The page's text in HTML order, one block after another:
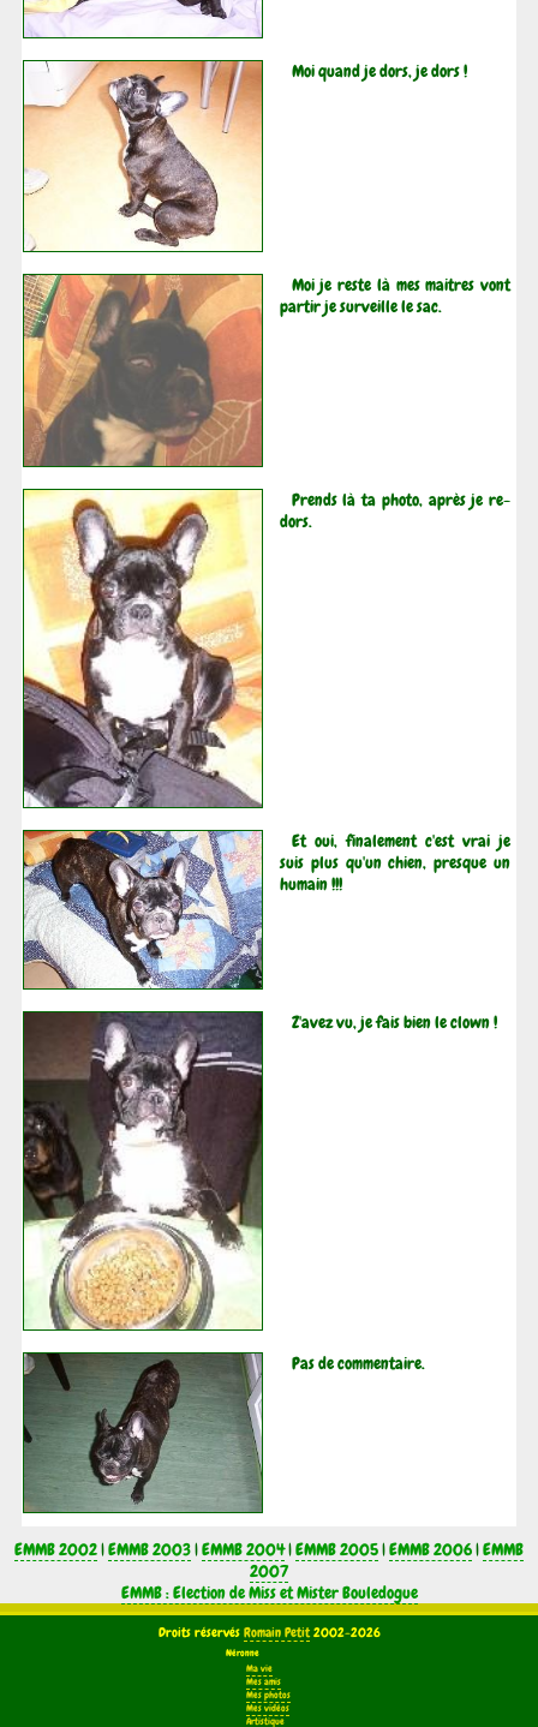
Moi quand je dors, je dors !
Moi je reste là mes maitres vont
partir je surveille le sac.
Prends là ta photo, après je re-
dors.
Et oui, finalement c'est vrai je
suis plus qu'un chien, presque un
humain !!!
Z'avez vu, je fais bien le clown !
Pas de commentaire.
EMMB 2002|EMMB 2003|EMMB 2004|EMMB 2005|EMMB 2006|EMMB
2007
EMMB : Election de Miss et Mister Bouledogue
Droits réservés Romain Petit2002-2026
Néronne
Ma vie
Mes amis
Mes photos
Mes vidéos
Artistique